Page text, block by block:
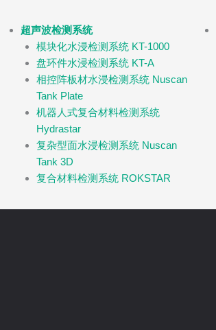
超声波检测系统
模块化水浸检测系统 KT-1000
盘环件水浸检测系统 KT-A
相控阵板材水浸检测系统 Nuscan
Tank Plate
机器人式复合材料检测系统
Hydrastar
复杂型面水浸检测系统 Nuscan
Tank 3D
复合材料检测系统 ROKSTAR